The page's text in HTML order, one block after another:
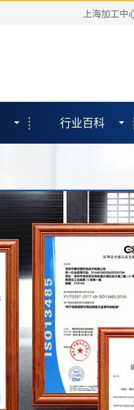
上海加工中
行业百科